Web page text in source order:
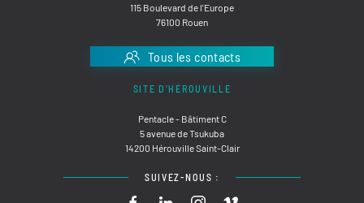
115 Boulevard de l'Europe
76100 Rouen
Tous les contacts
SITE D'HÉROUVILLE
Pentacle - Bâtiment C
5 avenue de Tsukuba
14200 Hérouville Saint-Clair
SUIVEZ-NOUS :